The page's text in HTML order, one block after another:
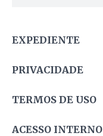
EXPEDIENTE
PRIVACIDADE
TERMOS DE USO
ACESSO INTERNO